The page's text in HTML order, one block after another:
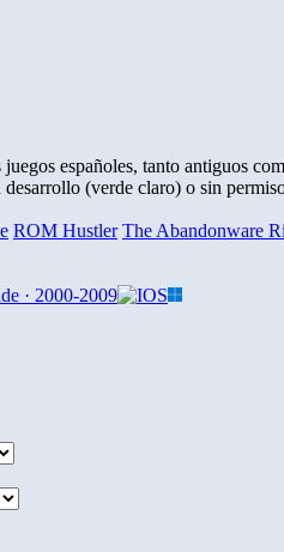
españoles, tanto antiguos
(verde claro) o sin
ROM Hustler The Abandonware
· 2000-2009